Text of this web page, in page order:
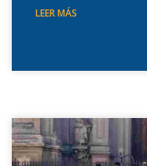
LEER MÁS